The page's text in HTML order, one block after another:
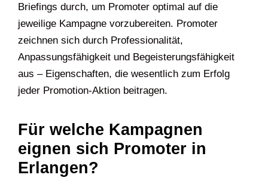
Briefings durch, um Promoter optimal auf die
jeweilige Kampagne vorzubereiten. Promoter
zeichnen sich durch Professionalität,
Anpassungsfähigkeit und Begeisterungsfähigkeit
aus – Eigenschaften, die wesentlich zum Erfolg
jeder Promotion-Aktion beitragen.
Für welche Kampagnen
eignen sich Promoter in
Erlangen?